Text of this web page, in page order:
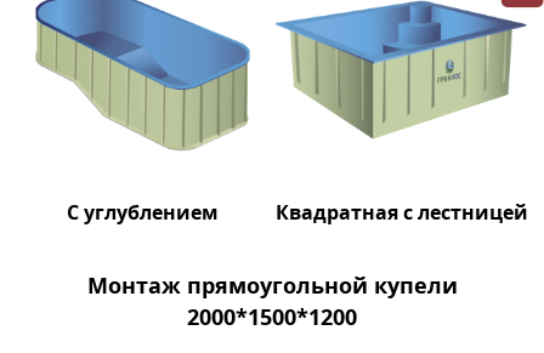
С углублением Квадратная с лестницей
Монтаж прямоугольной купели
2000*1500*1200